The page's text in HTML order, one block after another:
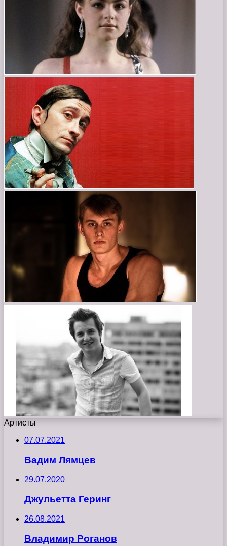
Артисты
07.07.2021
Вадим Лямцев
29.07.2020
Джульетта Геринг
26.08.2021
Владимир Роганов